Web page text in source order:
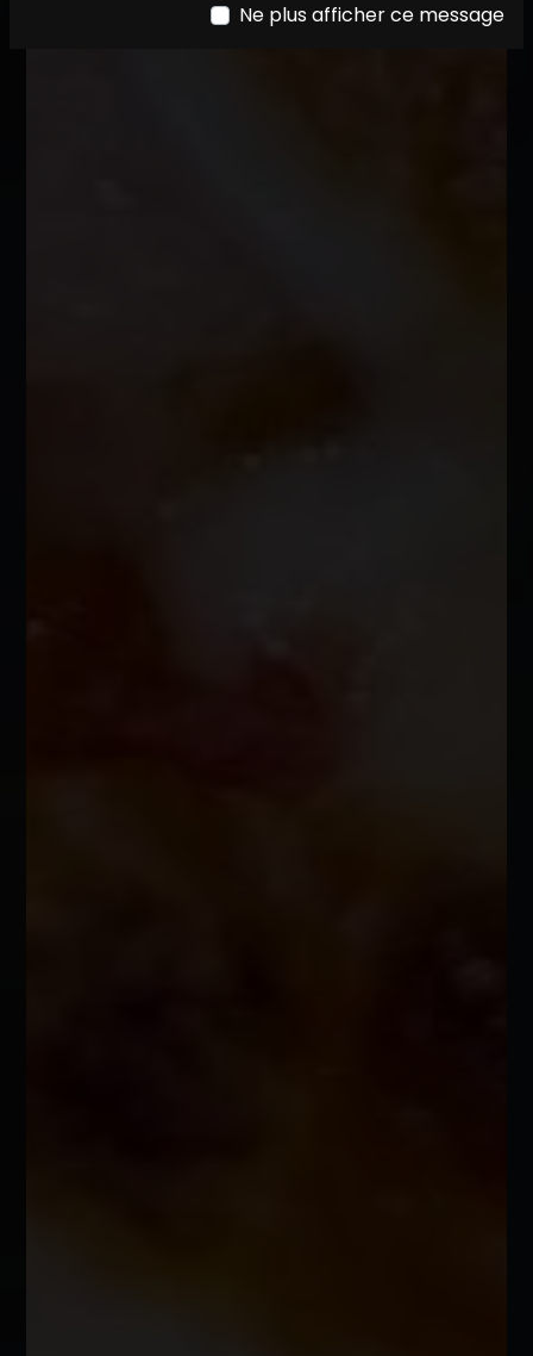
Ne plus afficher ce message